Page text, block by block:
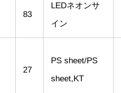
83
LEDネオンサ
イン
27
PS sheet/PS
sheet,KT